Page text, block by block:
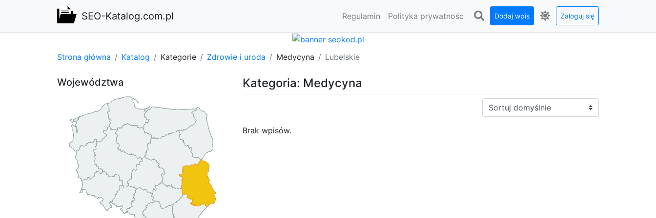
SEO-Katalog.com.pl Regulamin Polityka prywatnośc Dodaj wpis Zaloguj się
Strona główna Katalog Kategorie Zdrowie i uroda Medycyna Lubelskie
Kategoria: Medycyna
Sortuj:
Brak wpisów.
Województwa